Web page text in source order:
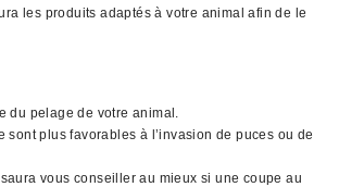
les produits adaptés à votre animal afin de le
du pelage de votre animal.
plus favorables à l’invasion de puces ou de
vous conseiller au mieux si une coupe au